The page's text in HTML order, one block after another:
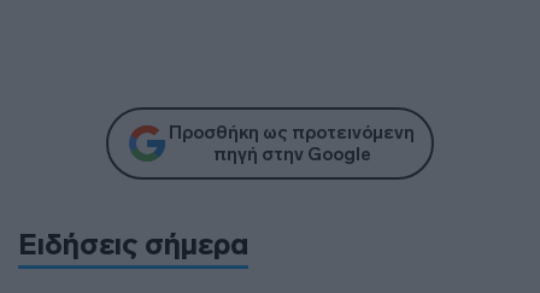
Προσθήκη ως προτεινόμενη
πηγή στην Google
Ειδήσεις σήμερα